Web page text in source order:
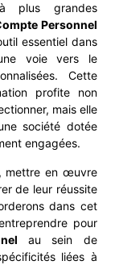
plus grandes
Personnel
essentiel dans
voie vers le
Cette
profite non
mais elle
société dotée
engagées.
mettre en œuvre
de leur réussite
dans cet
pour
au sein de
liées à